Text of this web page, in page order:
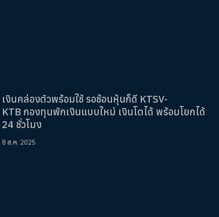
เงินคล่องตัวพร้อมใช้ รอช้อนหุ้นก็ดี KTSV-
KTB กองทุนพักเงินแบบใหม่ เงินโตได้ พร้อมโยกได้
24 ชั่วโมง
8 ส.ค. 2025